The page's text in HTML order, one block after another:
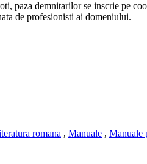
paza demnitarilor se inscrie pe
de profesionisti ai domeniului.
romana , Manuale , Manuale